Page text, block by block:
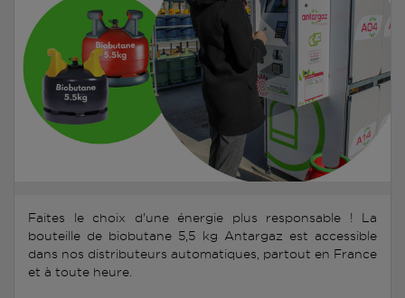
Faites le choix d'une énergie plus responsable ! La
bouteille de biobutane 5,5 kg Antargaz est accessible
dans nos distributeurs automatiques, partout en France
et à toute heure.